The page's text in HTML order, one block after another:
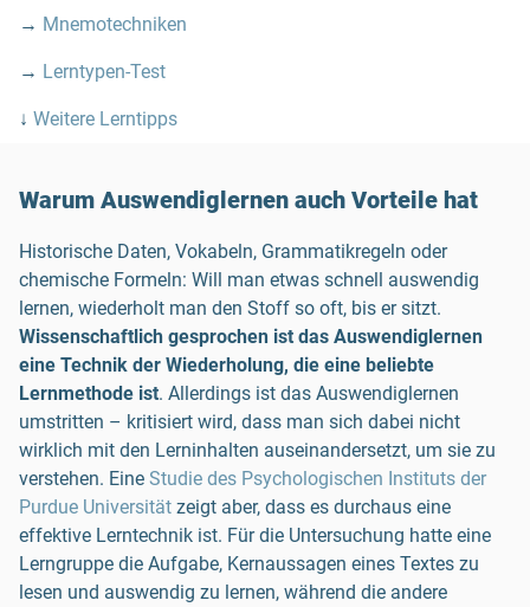
→ Mnemotechniken
→ Lerntypen-Test
↓ Weitere Lerntipps
Warum Auswendiglernen auch Vorteile hat
Historische Daten, Vokabeln, Grammatikregeln oder
chemische Formeln: Will man etwas schnell auswendig
lernen, wiederholt man den Stoff so oft, bis er sitzt.
Wissenschaftlich gesprochen ist das Auswendiglernen
eine Technik der Wiederholung, die eine beliebte
Lernmethode ist. Allerdings ist das Auswendiglernen
umstritten – kritisiert wird, dass man sich dabei nicht
wirklich mit den Lerninhalten auseinandersetzt, um sie zu
verstehen. Eine Studie des Psychologischen Instituts der
Purdue Universität zeigt aber, dass es durchaus eine
effektive Lerntechnik ist. Für die Untersuchung hatte eine
Lerngruppe die Aufgabe, Kernaussagen eines Textes zu
lesen und auswendig zu lernen, während die andere